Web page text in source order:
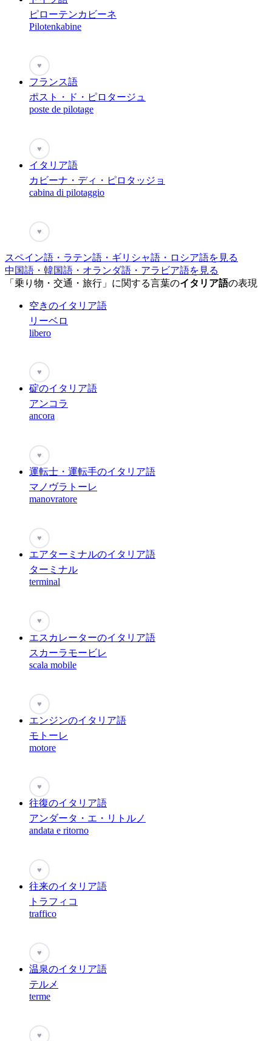
ピローテンカビーネ
Pilotenkabine
♥
フランス語
ポスト・ド・ピロタージュ
poste de pilotage
♥
イタリア語
カビーナ・ディ・ピロタッジョ
cabina di pilotaggio
♥
スペイン語・ラテン語・ギリシャ語・ロシア語を見る
中国語・韓国語・オランダ語・アラビア語を見る
「乗り物・交通・旅行」に関する言葉のイタリア語の表現
空きのイタリア語
リーベロ
libero
♥
碇のイタリア語
アンコラ
ancora
♥
運転士・運転手のイタリア語
マノヴラトーレ
manovratore
♥
エアターミナルのイタリア語
ターミナル
terminal
♥
エスカレーターのイタリア語
スカーラモービレ
scala mobile
♥
エンジンのイタリア語
モトーレ
motore
♥
往復のイタリア語
アンダータ・エ・リトルノ
andata e ritorno
♥
往来のイタリア語
トラフィコ
traffico
♥
温泉のイタリア語
テルメ
terme
♥